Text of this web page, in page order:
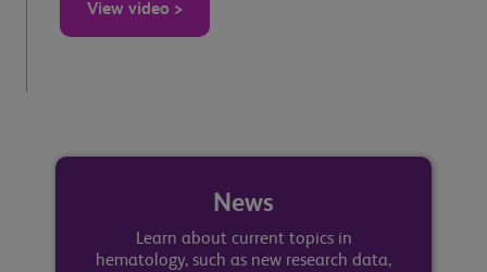
View video >
News
Learn about current topics in
hematology, such as new research data,